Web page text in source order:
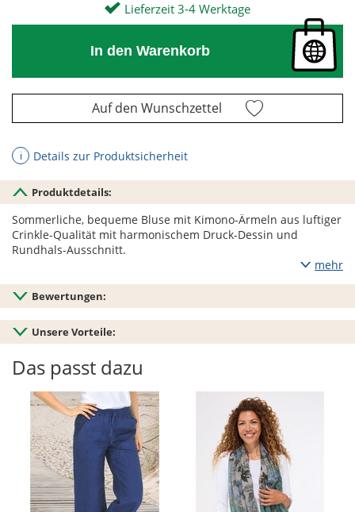
Lieferzeit 3-4 Werktage
In den Warenkorb
Auf den Wunschzettel
ℹ Details zur Produktsicherheit
Produktdetails:
Sommerliche, bequeme Bluse mit Kimono-Ärmeln aus luftiger
Crinkle-Qualität mit harmonischem Druck-Dessin und
Rundhals-Ausschnitt.
mehr
Bewertungen:
Unsere Vorteile:
Das passt dazu